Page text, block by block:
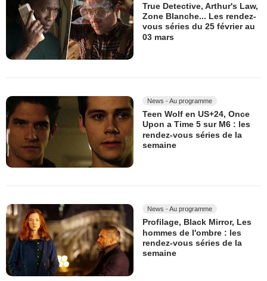
True Detective, Arthur's Law,
Zone Blanche... Les rendez-
vous séries du 25 février au
03 mars
News - Au programme
Teen Wolf en US+24, Once
Upon a Time 5 sur M6 : les
rendez-vous séries de la
semaine
News - Au programme
Profilage, Black Mirror, Les
hommes de l'ombre : les
rendez-vous séries de la
semaine